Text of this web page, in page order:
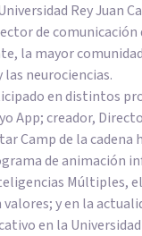
Rey Juan
de comunicación
la mayor
neurociencias.
en distintos
App; creador,
Camp de la cadena
de animación
Múltiples,
valores; y en la
en la